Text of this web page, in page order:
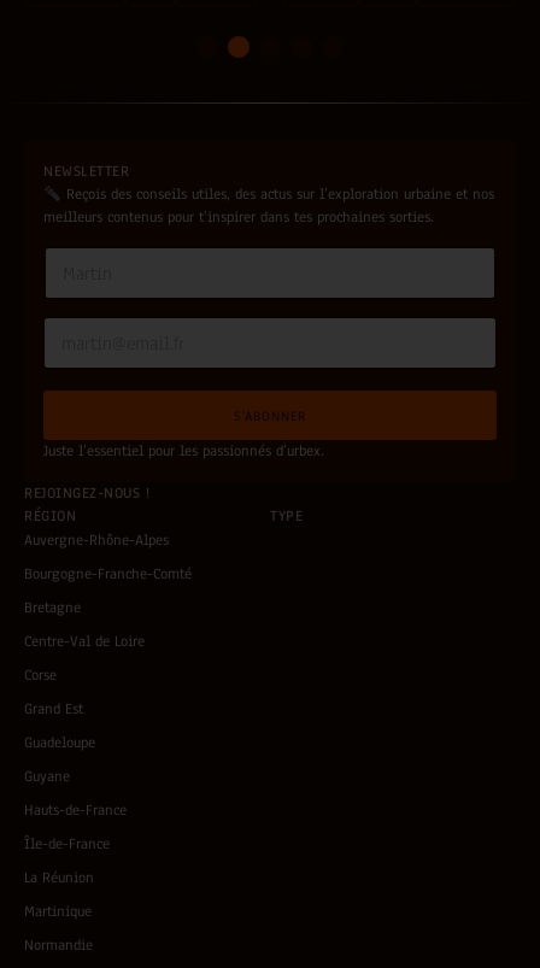
4
NEWSLETTER
Reçois des conseils utiles, des actus sur l’exploration urbaine et nos
meilleurs contenus pour t’inspirer dans tes prochaines sorties.
N
m
e
E
a
i
*
S'ABONNER
Juste l’essentiel pour les passionnés d’urbex.
REJOINGEZ-NOUS !
RÉGION
Auvergne-Rhône-Alpes
Bourgogne-Franche-Comté
Bretagne
Centre-Val de Loire
Corse
Grand Est
Guadeloupe
Guyane
Hauts-de-France
Île-de-France
La Réunion
Martinique
Normandie
TYPE